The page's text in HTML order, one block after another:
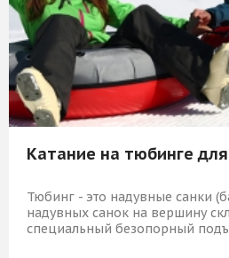
Катание на тюбинге
Тюбинг - это надувные санки
надувных санок на вершину
специальный безопорный